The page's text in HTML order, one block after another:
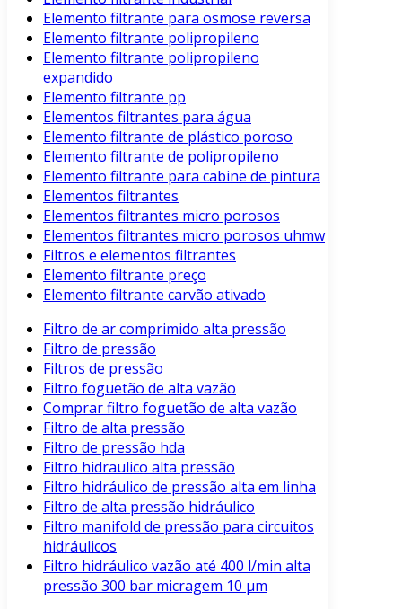
Elemento filtrante para osmose reversa
Elemento filtrante polipropileno
Elemento filtrante polipropileno
expandido
Elemento filtrante pp
Elementos filtrantes para água
Elemento filtrante de plástico poroso
Elemento filtrante de polipropileno
Elemento filtrante para cabine de pintura
Elementos filtrantes
Elementos filtrantes micro porosos
Elementos filtrantes micro porosos uhmw
Filtros e elementos filtrantes
Elemento filtrante preço
Elemento filtrante carvão ativado
Filtro de ar comprimido alta pressão
Filtro de pressão
Filtros de pressão
Filtro foguetão de alta vazão
Comprar filtro foguetão de alta vazão
Filtro de alta pressão
Filtro de pressão hda
Filtro hidraulico alta pressão
Filtro hidráulico de pressão alta em linha
Filtro de alta pressão hidráulico
Filtro manifold de pressão para circuitos
hidráulicos
Filtro hidráulico vazão até 400 l/min alta
pressão 300 bar micragem 10 μm